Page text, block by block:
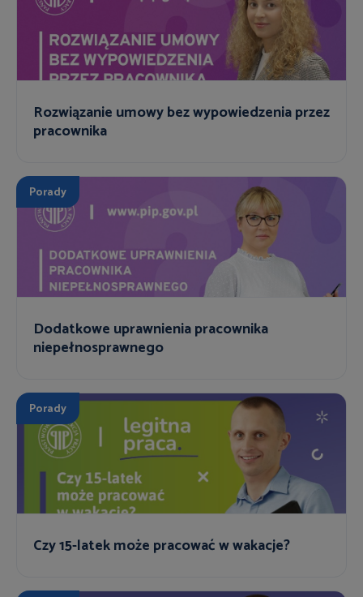
Rozwiązanie umowy bez wypowiedzenia przez
pracownika
Porady
Dodatkowe uprawnienia pracownika
niepełnosprawnego
Porady
Czy 15-latek może pracować w wakacje?